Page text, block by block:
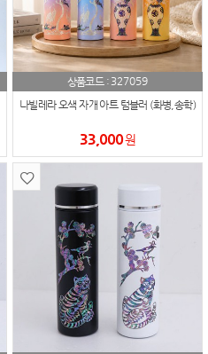
상품코드 : 327059
나빌레라 오색 자개 아트 텀블러 (화병,송학)
33,000원